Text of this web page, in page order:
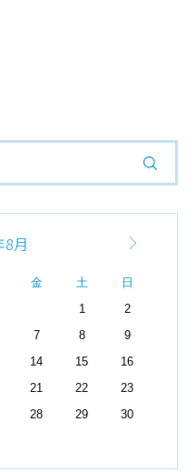
8月
金 土
日
1
2
7 8
9
14 15
16
21 22
23
28 29
30